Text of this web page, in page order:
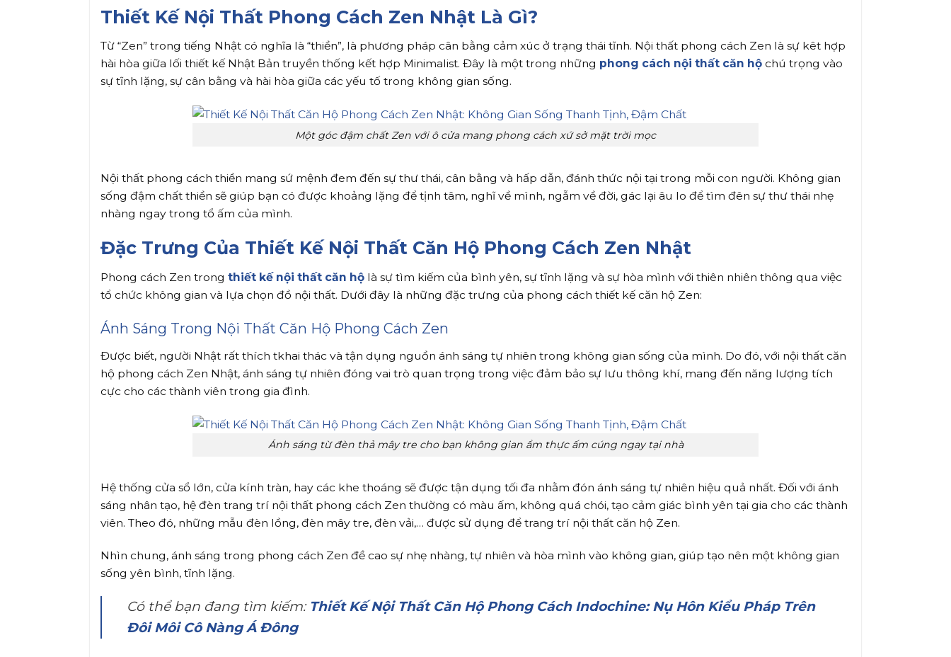
Thiết Kế Nội Thất Phong Cách Zen Nhật Là Gì?
Từ “Zen” trong tiếng Nhật có nghĩa là “thiền”, là phương pháp cân bằng cảm xúc ở trạng thái tĩnh. Nội thất phong cách Zen là sự kêt hợp
hài hòa giữa lối thiết kế Nhật Bản truyền thống kết hợp Minimalist. Đây là một trong những phong cách nội thất căn hộ chú trọng vào
sự tĩnh lặng, sự cân bằng và hài hòa giữa các yếu tố trong không gian sống.
Một góc đậm chất Zen với ô cửa mang phong cách xứ sở mặt trời mọc
Nội thất phong cách thiền mang sứ mệnh đem đến sự thư thái, cân bằng và hấp dẫn, đánh thức nội tại trong mỗi con người. Không gian
sống đậm chất thiền sẽ giúp bạn có được khoảng lặng để tịnh tâm, nghĩ về mình, ngẫm về đời, gác lại âu lo để tìm đên sự thư thái nhẹ
nhàng ngay trong tổ ấm của mình.
Đặc Trưng Của Thiết Kế Nội Thất Căn Hộ Phong Cách Zen Nhật
Phong cách Zen trong thiết kế nội thất căn hộ là sự tìm kiếm của bình yên, sự tĩnh lặng và sự hòa mình với thiên nhiên thông qua việc
tổ chức không gian và lựa chọn đồ nội thất. Dưới đây là những đặc trưng của phong cách thiết kế căn hộ Zen:
Ánh Sáng Trong Nội Thất Căn Hộ Phong Cách Zen
Được biết, người Nhật rất thích tkhai thác và tận dụng nguồn ánh sáng tự nhiên trong không gian sống của mình. Do đó, với nội thất căn
hộ phong cách Zen Nhật, ánh sáng tự nhiên đóng vai trò quan trọng trong việc đảm bảo sự lưu thông khí, mang đến năng lượng tích
cực cho các thành viên trong gia đình.
Ánh sáng từ đèn thả mây tre cho bạn không gian ẩm thực ấm cúng ngay tại nhà
Hệ thống cửa sổ lớn, cửa kính tràn, hay các khe thoáng sẽ được tận dụng tối đa nhằm đón ánh sáng tự nhiên hiệu quả nhất. Đối với ánh
sáng nhân tạo, hệ đèn trang trí nội thất phong cách Zen thường có màu ấm, không quá chói, tạo cảm giác bình yên tại gia cho các thành
viên. Theo đó, những mẫu đèn lồng, đèn mây tre, đèn vải,… được sử dụng để trang trí nội thất căn hộ Zen.
Nhìn chung, ánh sáng trong phong cách Zen đề cao sự nhẹ nhàng, tự nhiên và hòa mình vào không gian, giúp tạo nên một không gian
sống yên bình, tĩnh lặng.
Có thể bạn đang tìm kiếm: Thiết Kế Nội Thất Căn Hộ Phong Cách Indochine: Nụ Hôn Kiểu Pháp Trên
Đôi Môi Cô Nàng Á Đông